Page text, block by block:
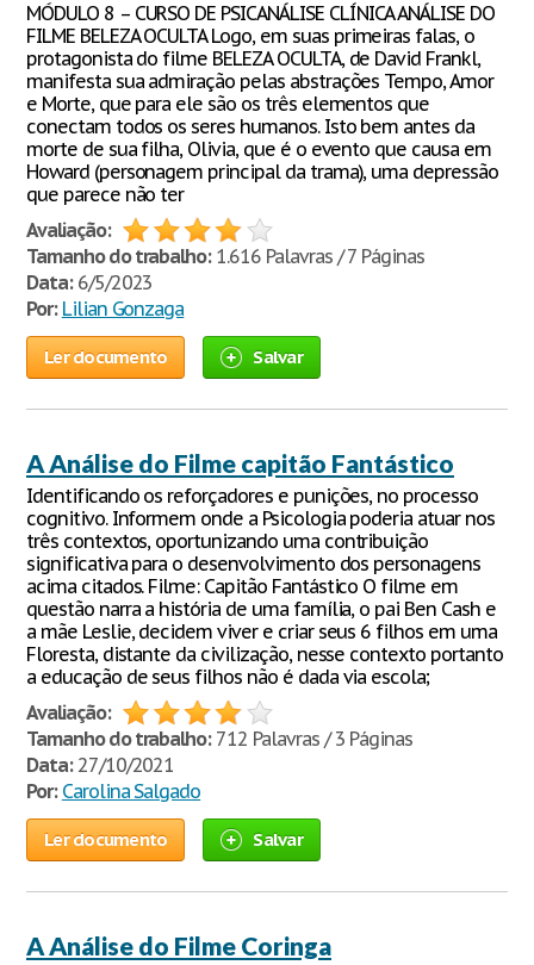
MÓDULO 8 – CURSO DE PSICANÁLISE CLÍNICA ANÁLISE DO
FILME BELEZA OCULTA Logo, em suas primeiras falas, o
protagonista do filme BELEZA OCULTA, de David Frankl,
manifesta sua admiração pelas abstrações Tempo, Amor
e Morte, que para ele são os três elementos que
conectam todos os seres humanos. Isto bem antes da
morte de sua filha, Olivia, que é o evento que causa em
Howard (personagem principal da trama), uma depressão
que parece não ter
Avaliação:
Tamanho do trabalho:1.616 Palavras / 7 Páginas
Data:6/5/2023
Por: Lilian Gonzaga
Ler documento Salvar
A Análise do Filme capitão Fantástico
Identificando os reforçadores e punições, no processo
cognitivo. Informem onde a Psicologia poderia atuar nos
três contextos, oportunizando uma contribuição
significativa para o desenvolvimento dos personagens
acima citados. Filme: Capitão Fantástico O filme em
questão narra a história de uma família, o pai Ben Cash e
a mãe Leslie, decidem viver e criar seus 6 filhos em uma
Floresta, distante da civilização, nesse contexto portanto
a educação de seus filhos não é dada via escola;
Avaliação:
Tamanho do trabalho:712 Palavras / 3 Páginas
Data:27/10/2021
Por: Carolina Salgado
Ler documento Salvar
A Análise do Filme Coringa